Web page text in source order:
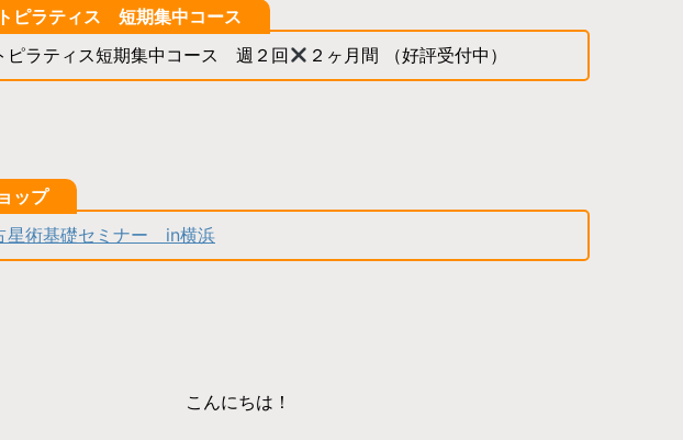
ピラティス 短期集中コース
ピラティス短期集中コース 週２回
２ヶ月間 （好評受付中）
ップ
星術基礎セミナー in横浜
こんにちは！